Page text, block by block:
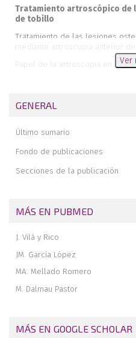
Tratamiento artroscópico de
de tobillo
Tratamiento de las lesiones
mediante artroscopia anterior
Papel de la artroscopia en las
Artrodesis artroscópica anterior
El uso de la artroscopia con
Ver
GENERAL
Último sumario
Fondo de publicaciones
Secciones de la publicación
MÁS EN PUBMED
J. Vilá y Rico
JM. García López
MA. Mellado Romero
M. Dalmau Pastor
MÁS EN GOOGLE SCHOLAR